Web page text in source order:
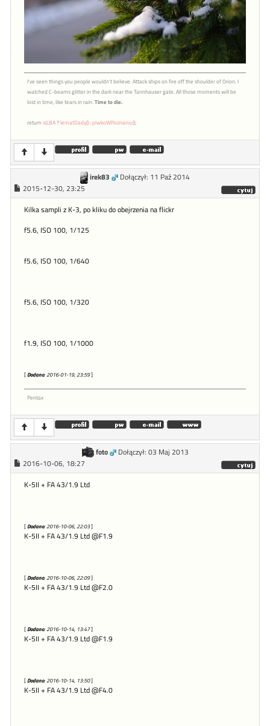
I've seen things you people wouldn't believe. Attack ships on fire off the shoulder of Orion. I
watched C-beams glitter in the dark near the Tannhauser gate. All those moments will be
lost in time, like tears in rain. Time to die.
returnisLBA?lematDady():piwkoWPoznaniu();
irek83
Dołączył: 11 Paź 2014
2015-12-30, 23:25
Kilka sampli z K-3, po kliku do obejrzenia na flickr
f5.6, ISO 100, 1/125
f5.6, ISO 100, 1/640
f5.6, ISO 100, 1/320
f1.9, ISO 100, 1/1000
[Dodano: 2016-01-19, 23:59]
Pentax
foto
Dołączył: 03 Maj 2013
2016-10-06, 18:27
K-5II + FA 43/1.9 Ltd
[Dodano: 2016-10-06, 22:03]
K-5II + FA 43/1.9 Ltd @F1.9
[Dodano: 2016-10-06, 22:09]
K-5II + FA 43/1.9 Ltd @F2.0
[Dodano: 2016-10-14, 13:47]
K-5II + FA 43/1.9 Ltd @F1.9
[Dodano: 2016-10-14, 13:50]
K-5II + FA 43/1.9 Ltd @F4.0